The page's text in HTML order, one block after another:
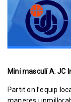
Mini masculí A: JC
Partit on l’equip